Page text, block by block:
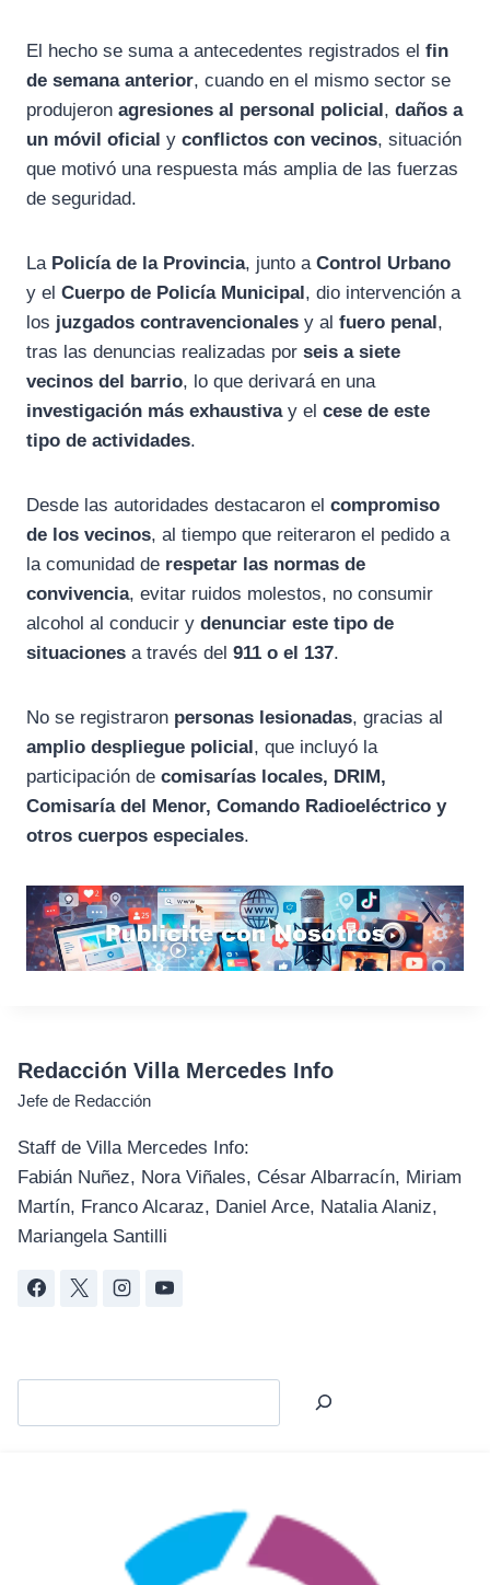
El hecho se suma a antecedentes registrados el fin
de semana anterior, cuando en el mismo sector se
produjeron agresiones al personal policial , daños a
un móvil oficial y conflictos con vecinos, situación
que motivó una respuesta más amplia de las fuerzas
de seguridad.
La Policía de la Provincia, junto a Control Urbano
y el Cuerpo de Policía Municipal , dio intervención a
los juzgados contravencionales y al fuero penal ,
tras las denuncias realizadas por seis a siete
vecinos del barrio, lo que derivará en una
investigación más exhaustivay el cese de este
tipo de actividades.
Desde las autoridades destacaron el compromiso
de los vecinos, al tiempo que reiteraron el pedido a
la comunidad de respetar las normas de
convivencia, evitar ruidos molestos, no consumir
alcohol al conducir y denunciar este tipo de
situaciones a través del 911 o el 137.
No se registraron personas lesionadas, gracias al
amplio despliegue policial , que incluyó la
participación de comisarías locales, DRIM,
Comisaría del Menor, Comando Radioeléctrico y
otros cuerpos especiales.
Redacción Villa Mercedes Info
Jefe de Redacción
Staff de Villa Mercedes Info:
Fabián Nuñez, Nora Viñales, César Albarracín, Miriam
Martín, Franco Alcaraz, Daniel Arce, Natalia Alaniz,
Mariangela Santilli